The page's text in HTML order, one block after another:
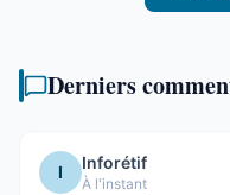
Derniers
I Inforétif
À l'instant